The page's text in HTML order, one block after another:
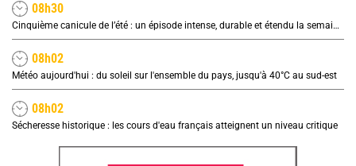
08h30
Cinquième canicule de l’été : un épisode intense, durable et étendu la semaine prochaine
08h02
Météo aujourd'hui : du soleil sur l'ensemble du pays, jusqu'à 40°C au sud-est
08h02
Sécheresse historique : les cours d'eau français atteignent un niveau critique